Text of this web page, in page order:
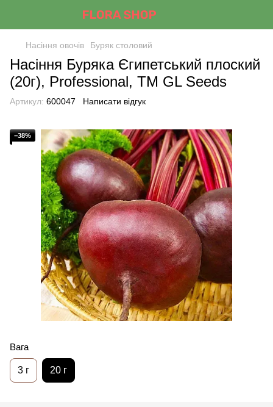
Насіння овочів Буряк столовий
Насіння Буряка Єгипетський плоский
(20г), Professional, TM GL Seeds
Артикул: 600047 Написати відгук
−38%
Вага
3 г 20 г